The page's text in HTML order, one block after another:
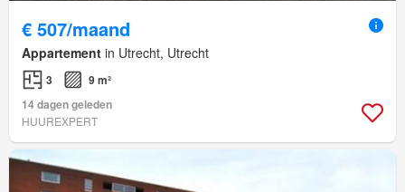
€ 507/maand
Appartement in Utrecht, Utrecht
3
9 m²
14 dagen geleden
HUUREXPERT